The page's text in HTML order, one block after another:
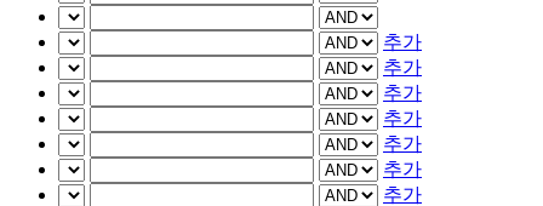
추가
추가
추가
추가
추가
추가
추가